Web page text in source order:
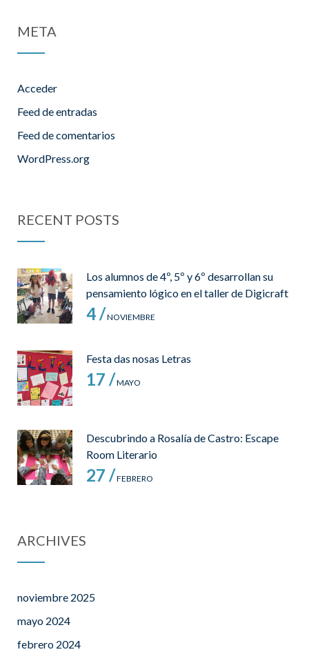
META
Acceder
Feed de entradas
Feed de comentarios
WordPress.org
RECENT POSTS
Los alumnos de 4º, 5º y 6º desarrollan su
pensamiento lógico en el taller de Digicraft
4 /NOVIEMBRE
Festa das nosas Letras
17 /MAYO
Descubrindo a Rosalía de Castro: Escape
Room Literario
27 /FEBRERO
ARCHIVES
noviembre 2025
mayo 2024
febrero 2024